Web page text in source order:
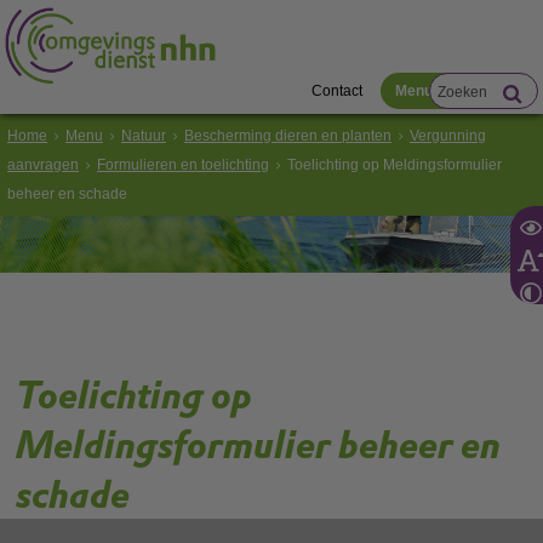
Contact Menu
Home Menu Natuur Bescherming dieren en planten
Vergunning
aanvragen
Formulieren en toelichting
Toelichting op Meldingsformulier
beheer en schade
Toelichting op
Meldingsformulier beheer en
schade